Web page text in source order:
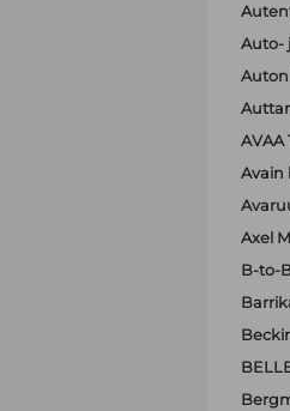
Auto-
AVAA
Avain
Axel
B-to-